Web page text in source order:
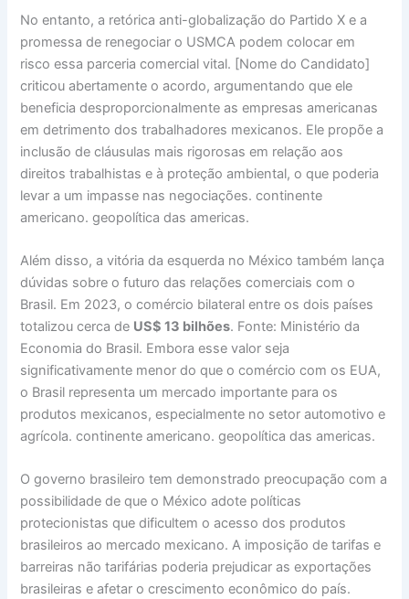
No entanto, a retórica anti-globalização do Partido X e a
promessa de renegociar o USMCA podem colocar em
risco essa parceria comercial vital. [Nome do Candidato]
criticou abertamente o acordo, argumentando que ele
beneficia desproporcionalmente as empresas americanas
em detrimento dos trabalhadores mexicanos. Ele propõe a
inclusão de cláusulas mais rigorosas em relação aos
direitos trabalhistas e à proteção ambiental, o que poderia
levar a um impasse nas negociações. continente
americano. geopolítica das americas.
Além disso, a vitória da esquerda no México também lança
dúvidas sobre o futuro das relações comerciais com o
Brasil. Em 2023, o comércio bilateral entre os dois países
totalizou cerca de US$ 13 bilhões. Fonte: Ministério da
Economia do Brasil. Embora esse valor seja
significativamente menor do que o comércio com os EUA,
o Brasil representa um mercado importante para os
produtos mexicanos, especialmente no setor automotivo e
agrícola. continente americano. geopolítica das americas.
O governo brasileiro tem demonstrado preocupação com a
possibilidade de que o México adote políticas
protecionistas que dificultem o acesso dos produtos
brasileiros ao mercado mexicano. A imposição de tarifas e
barreiras não tarifárias poderia prejudicar as exportações
brasileiras e afetar o crescimento econômico do país.